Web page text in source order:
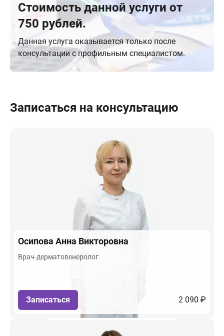
Стоимость данной услуги от
750 рублей.
Данная услуга оказывается только после
консультации с профильным специалистом.
Записаться на консультацию
Осипова Анна Викторовна
Врач-дерматовенеролог
Записаться 2 090 ₽